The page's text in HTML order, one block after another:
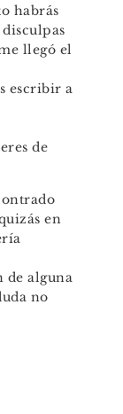
habrás
llegó el
escribir a
de
en
de alguna
no